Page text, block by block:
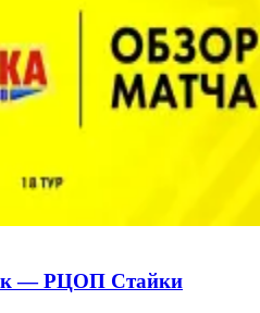
— РЦОП Стайки